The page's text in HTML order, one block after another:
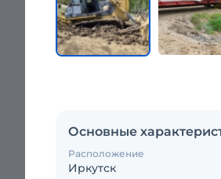
Основные
Расположение
Иркутск